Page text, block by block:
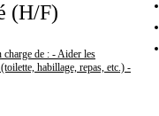
(H/F)
charge de : - Aider les
habillage, repas, etc.) -